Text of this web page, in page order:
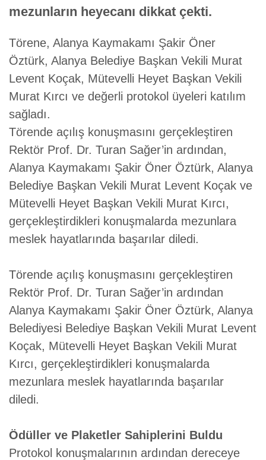
mezunların heyecanı dikkat çekti.
Törene, Alanya Kaymakamı Şakir Öner
Öztürk, Alanya Belediye Başkan Vekili Murat
Levent Koçak, Mütevelli Heyet Başkan Vekili
Murat Kırcı ve değerli protokol üyeleri katılım
sağladı.
Törende açılış konuşmasını gerçekleştiren
Rektör Prof. Dr. Turan Sağer’in ardından,
Alanya Kaymakamı Şakir Öner Öztürk, Alanya
Belediye Başkan Vekili Murat Levent Koçak ve
Mütevelli Heyet Başkan Vekili Murat Kırcı,
gerçekleştirdikleri konuşmalarda mezunlara
meslek hayatlarında başarılar diledi.
Törende açılış konuşmasını gerçekleştiren
Rektör Prof. Dr. Turan Sağer’in ardından
Alanya Kaymakamı Şakir Öner Öztürk, Alanya
Belediyesi Belediye Başkan Vekili Murat Levent
Koçak, Mütevelli Heyet Başkan Vekili Murat
Kırcı, gerçekleştirdikleri konuşmalarda
mezunlara meslek hayatlarında başarılar
diledi.
Ödüller ve Plaketler Sahiplerini Buldu
Protokol konuşmalarının ardından dereceye